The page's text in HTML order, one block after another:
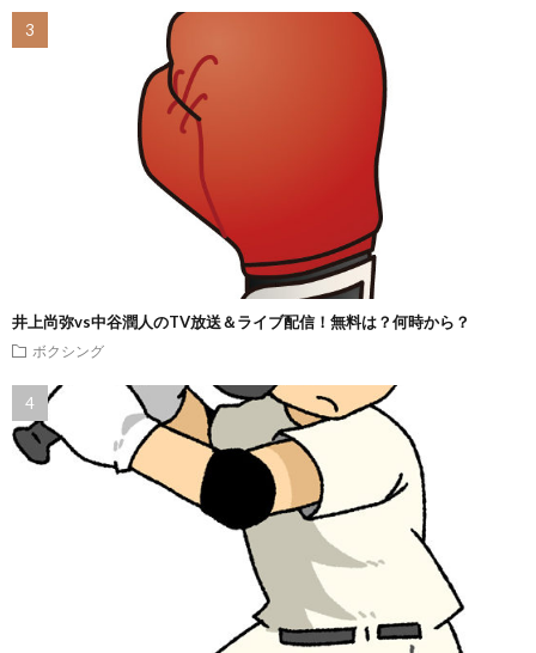
井上尚弥vs中谷潤人のTV放送＆ライブ配信！無料は？何時から？
ボクシング